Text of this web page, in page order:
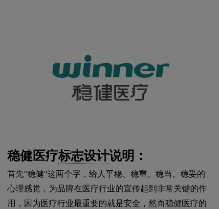
稳健医疗标志设计说明：
首先"稳健"这两个字，给人平稳、稳重、稳当、稳妥的
心理感觉，为品牌在医疗行业的宣传起到非常关键的作
用，因为医疗行业最重要的就是安全，然而稳健医疗的